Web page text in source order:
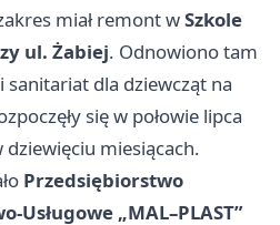
miał remont wSzkole
ul. Żabiej. Odnowiono tam
sanitariat dla dziewcząt na
się w połowie lipca
miesiącach.
Przedsiębiorstwo
„MAL–PLAST”